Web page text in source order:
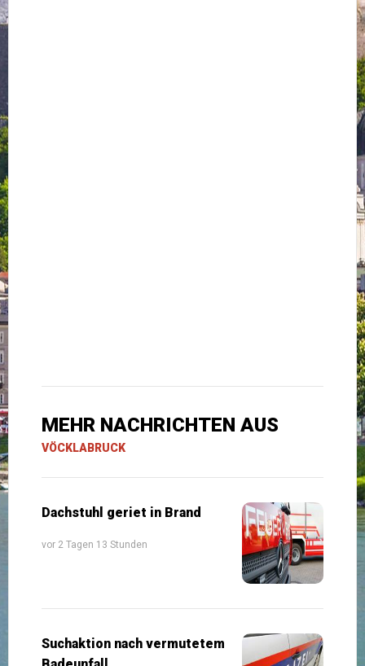
MEHR NACHRICHTEN AUS
VÖCKLABRUCK
Dachstuhl geriet in Brand
vor 2 Tagen 13 Stunden
Suchaktion nach vermutetem